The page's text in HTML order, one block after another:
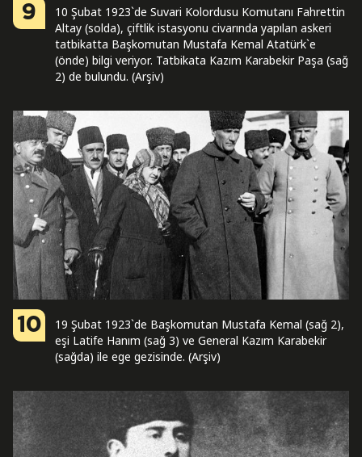
9
10 Şubat 1923`de Suvari Kolordusu Komutanı Fahrettin
Altay (solda), çiftlik istasyonu civarında yapılan askeri
tatbikatta Başkomutan Mustafa Kemal Atatürk`e
(önde) bilgi veriyor. Tatbikata Kazım Karabekir Paşa (sağ
2) de bulundu. (Arşiv)
10
19 Şubat 1923`de Başkomutan Mustafa Kemal (sağ 2),
eşi Latife Hanım (sağ 3) ve General Kazım Karabekir
(sağda) ile ege gezisinde. (Arşiv)